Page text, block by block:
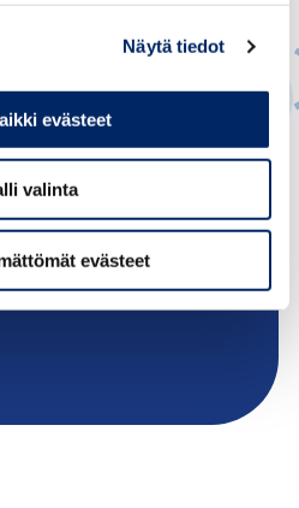
Näytä tiedot
evästeet
valinta
evästeet
OSAAMINEN JA